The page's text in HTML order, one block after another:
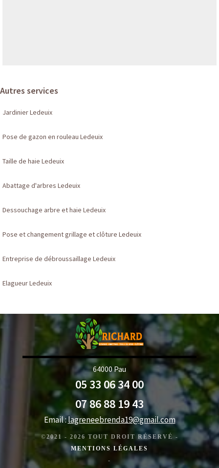
Autres services
Jardinier Ledeuix
Pose de gazon en rouleau Ledeuix
Taille de haie Ledeuix
Abattage d'arbres Ledeuix
Dessouchage arbre et haie Ledeuix
Pose et changement grillage et clôture Ledeuix
Entreprise de débroussaillage Ledeuix
Elagueur Ledeuix
64000 Pau
05 33 06 34 00
07 86 88 19 43
Email :lagreneebrenda19@gmail.com
©2021 - 2026 TOUT DROIT RÉSERVÉ -
MENTIONS LÉGALES
-